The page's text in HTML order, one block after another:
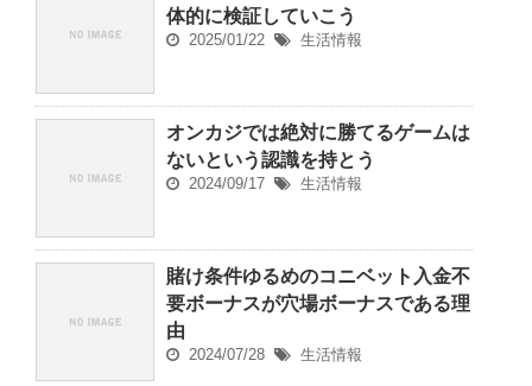
体的に検証していこう
2025/01/22 生活情報
オンカジでは絶対に勝てるゲームは
ないという認識を持とう
2024/09/17 生活情報
賭け条件ゆるめのコニベット入金不
要ボーナスが穴場ボーナスである理
由
2024/07/28 生活情報